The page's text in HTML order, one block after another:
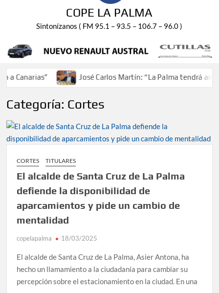
COPE LA PALMA
Sintonízanos ( FM 95.1 – 93.5 – 106.7 – 96.0 )
José Carlos Martín: “La Palma tendrá antes de
Categoría: Cortes
CORTES TITULARES
El alcalde de Santa Cruz de La Palma
defiende la disponibilidad de
aparcamientos y pide un cambio de
mentalidad
copelapalma 18/03/2025
El alcalde de Santa Cruz de La Palma, Asier Antona, ha
hecho un llamamiento a la ciudadanía para cambiar su
percepción sobre el estacionamiento en la ciudad. En una